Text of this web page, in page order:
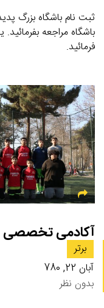
ثبت نام باشگاه بزرگ
باشگاه مراجعه
فرمائید.
آکادمی تخصصی
برتر
آبان 22, 780
بدون نظر